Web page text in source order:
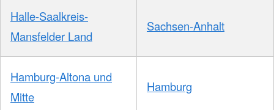
Halle-Saalkreis-
Mansfelder Land
Sachsen-Anhalt
Hamburg-Altona und
Mitte
Hamburg